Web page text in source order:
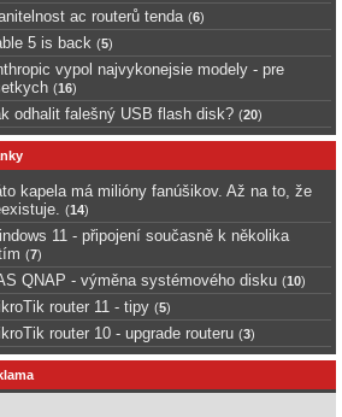
ac routerů tenda (6)
5 is back (5)
vypol najvykonejsie modely - pre
(16)
odhalit falešný USB flash disk? (20)
kapela má milióny fanúšikov. Až na to, že
(14)
11 - připojení současně k několika
(7)
QNAP - výměna systémového disku (10)
router 11 - tipy (5)
router 10 - upgrade routeru (3)